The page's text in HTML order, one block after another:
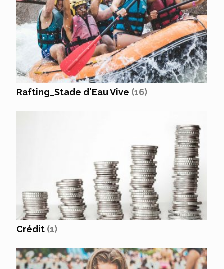
Rafting_Stade d'Eau Vive (16)
Crédit (1)